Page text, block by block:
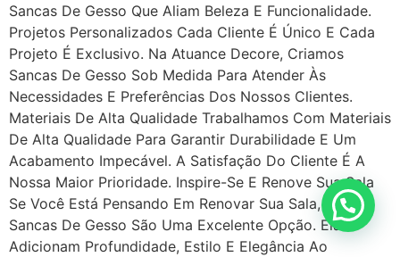
Sancas De Gesso Que Aliam Beleza E Funcionalidade.
Projetos Personalizados Cada Cliente É Único E Cada
Projeto É Exclusivo. Na Atuance Decore, Criamos
Sancas De Gesso Sob Medida Para Atender Às
Necessidades E Preferências Dos Nossos Clientes.
Materiais De Alta Qualidade Trabalhamos Com Materiais
De Alta Qualidade Para Garantir Durabilidade E Um
Acabamento Impecável. A Satisfação Do Cliente É A
Nossa Maior Prioridade. Inspire-Se E Renove Sua Sala
Se Você Está Pensando Em Renovar Sua Sala, As
Sancas De Gesso São Uma Excelente Opção. Elas
Adicionam Profundidade, Estilo E Elegância Ao